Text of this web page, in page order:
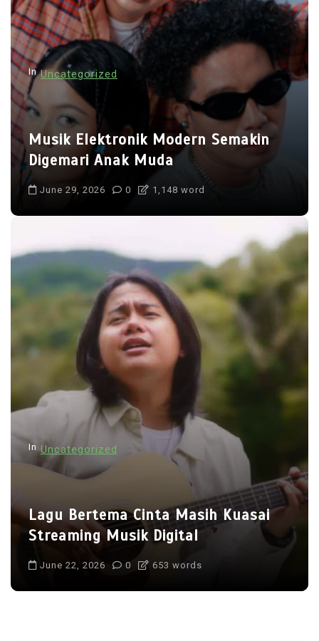
g
a
t
i
o
n
In Uncategorized
Musik Elektronik Modern Semakin
Digemari Anak Muda
June 29, 2026 0 1,148 word
In Uncategorized
Lagu Bertema Cinta Masih Kuasai
Streaming Musik Digital
June 22, 2026 0 653 words